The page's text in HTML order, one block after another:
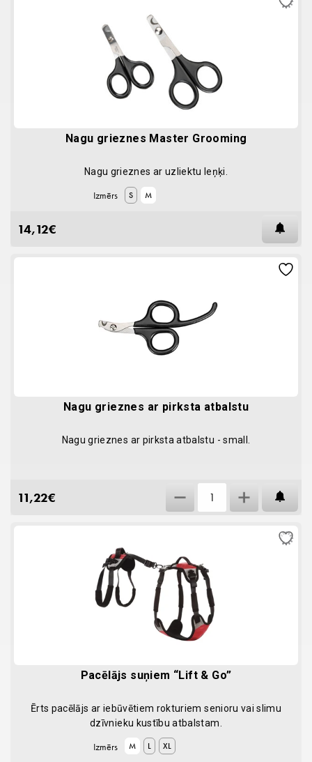
galiem
N1
quantity
Nagu grieznes Master Grooming
Nagu grieznes ar uzliektu leņķi.
Izmērs S M
14,12€
Nagu grieznes ar pirksta atbalstu
Nagu grieznes ar pirksta atbalstu - small.
11,22€
atbalstu
quantity
Pacēlājs suņiem “Lift & Go”
Ērts pacēlājs ar iebūvētiem rokturiem senioru vai slimu
dzīvnieku kustību atbalstam.
Izmērs M L XL